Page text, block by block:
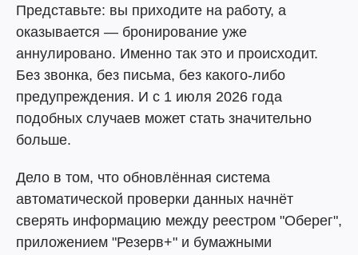
Представьте: вы приходите на работу, а
оказывается — бронирование уже
аннулировано. Именно так это и происходит.
Без звонка, без письма, без какого-либо
предупреждения. И с 1 июля 2026 года
подобных случаев может стать значительно
больше.
Дело в том, что обновлённая система
автоматической проверки данных начнёт
сверять информацию между реестром "Оберег",
приложением "Резерв+" и бумажными